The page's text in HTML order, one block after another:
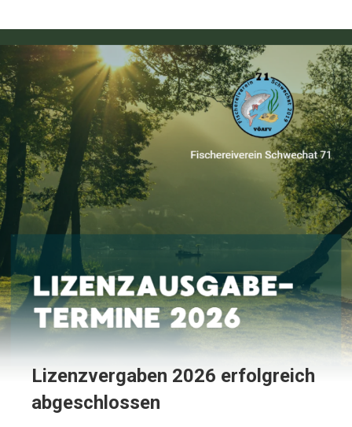
Lizenzvergaben 2026 erfolgreich
abgeschlossen